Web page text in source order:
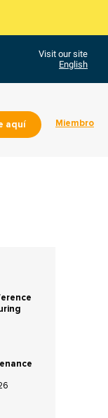
Visit our site
English
aquí Miembro